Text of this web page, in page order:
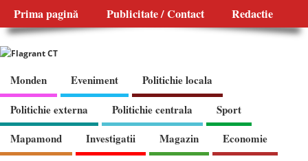
Prima pagină Publicitate / Contact Redactie
Monden Eveniment
Politichie locala
Politichie externa
Politichie centrala
Sport
Mapamond
Investigatii Magazin Economie